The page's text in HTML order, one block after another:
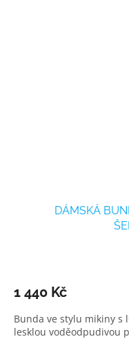
DÁMSKÁ
1 440 Kč
Bunda ve stylu mikiny s
lesklou voděodpudivou